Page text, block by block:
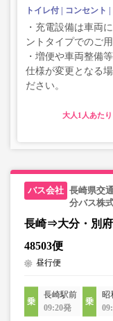
トイレ付 コンセント
・充電設備は車両
ントタイプでのご
・増便や車両整備
仕様が変更となる
ださい。
大人
長崎県交
分バス株
長崎⇒大分・別府
48503便
昼行便
長崎駅前
09:20発
昭